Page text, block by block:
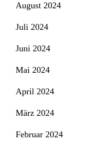
August 2024
Juli 2024
Juni 2024
Mai 2024
April 2024
März 2024
Februar 2024